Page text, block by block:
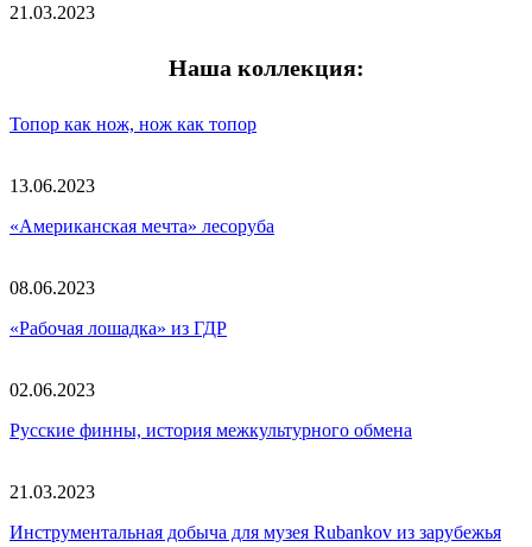
21.03.2023
Наша коллекция:
Топор как нож, нож как топор
13.06.2023
«Американская мечта» лесоруба
08.06.2023
«Рабочая лошадка» из ГДР
02.06.2023
Русские финны, история межкультурного обмена
21.03.2023
Инструментальная добыча для музея Rubankov из зарубежья